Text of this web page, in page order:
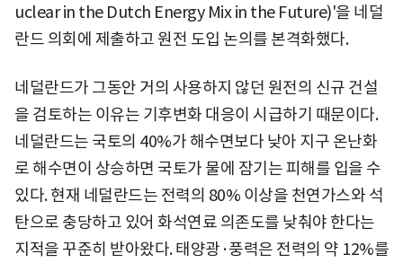
uclear in the Dutch Energy Mix in the Future)'을 네덜
란드 의회에 제출하고 원전 도입 논의를 본격화했다.
네덜란드가 그동안 거의 사용하지 않던 원전의 신규 건설
을 검토하는 이유는 기후변화 대응이 시급하기 때문이다.
네덜란드는 국토의 40%가 해수면보다 낮아 지구 온난화
로 해수면이 상승하면 국토가 물에 잠기는 피해를 입을 수
있다. 현재 네덜란드는 전력의 80% 이상을 천연가스와 석
탄으로 충당하고 있어 화석연료 의존도를 낮춰야 한다는
지적을 꾸준히 받아왔다. 태양광·풍력은 전력의 약 12%를